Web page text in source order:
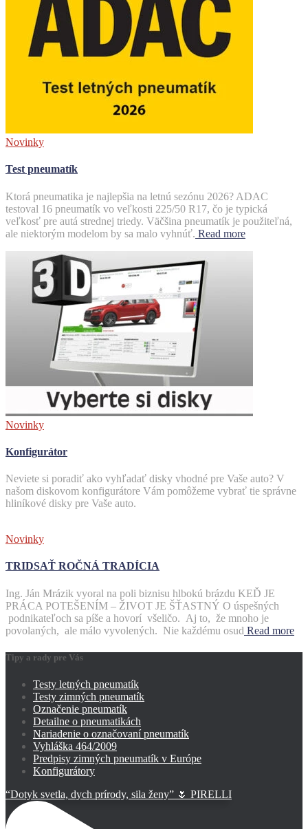
Novinky
Test pneumatík
Ktorá pneumatika je najlepšia na letnú sezónu 2026? ADAC
testoval 16 pneumatík vo veľkosti 225/50 R17, čo je typická
veľkosť pre autá strednej triedy. Väčšina pneumatík je použiteľná,
ale niektorým modelom by sa malo vyhnúť. Read more
Novinky
Konfigurátor
Neviete si poradiť ako vyhľadať disky vhodné pre Vaše auto? V
našom diskovom konfigurátore Vám pomôžeme vybrať tie správne
hliníkové disky pre Vaše auto.
Novinky
TRIDSAŤ ROČNÁ TRADÍCIA
Ing. Ján Mrázik vyoral na poli biznisu hlbokú brázdu KEĎ JE
PRÁCA POTEŠENÍM – ŽIVOT JE ŠŤASTNÝ O úspešných
podnikateľoch sa píše a hovorí všeličo. Aj to, že mnoho je
povolaných, ale málo vyvolených. Nie každému osud Read more
Tipy a rady pre Vás
Testy letných pneumatík
Testy zimných pneumatík
Označenie pneumatík
Detailne o pneumatikách
Nariadenie o označovaní pneumatík
Vyhláška 464/2009
Predpisy zimných pneumatík v Európe
Konfigurátory
“Dotyk svetla, dych prírody, sila ženy” 🌷 PIRELLI